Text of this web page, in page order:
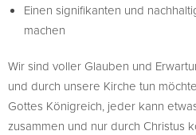
Einen signifikanten und
machen
Wir sind voller Glauben und
und durch unsere Kirche tun
Gottes Königreich, jeder kann
zusammen und nur durch Christus